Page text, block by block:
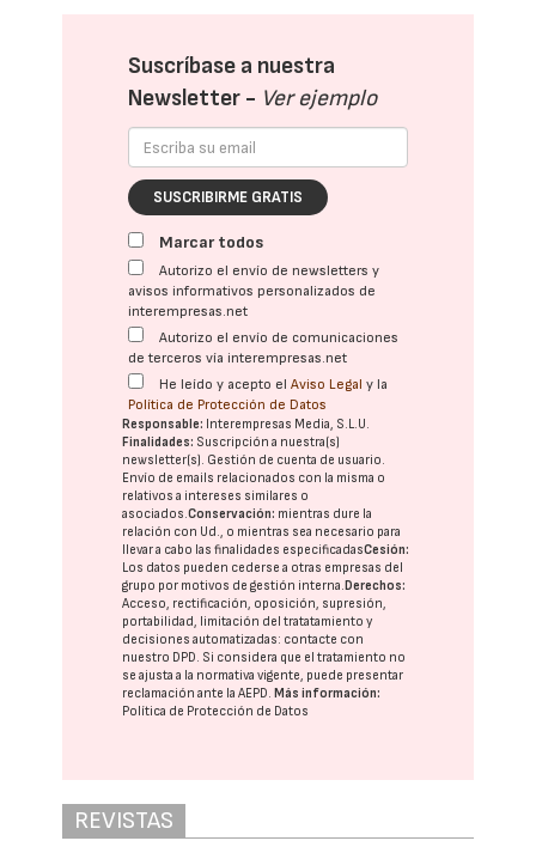
Suscríbase a nuestra
Newsletter - Ver ejemplo
SUSCRIBIRME GRATIS
Marcar todos
Autorizo el envío de newsletters y
avisos informativos personalizados de
interempresas.net
Autorizo el envío de comunicaciones
de terceros vía interempresas.net
He leído y acepto elAviso Legal y la
Política de Protección de Datos
Responsable: Interempresas Media, S.L.U.
Finalidades: Suscripción a nuestra(s)
newsletter(s). Gestión de cuenta de usuario.
Envío de emails relacionados con la misma o
relativos a intereses similares o
asociados.Conservación: mientras dure la
relación con Ud., o mientras sea necesario para
llevar a cabo las finalidades especificadasCesión:
Los datos pueden cederse a otras empresas del
grupo por motivos de gestión interna. Derechos:
Acceso, rectificación, oposición, supresión,
portabilidad, limitación del tratatamiento y
decisiones automatizadas: contacte con
nuestro DPD. Si considera que el tratamiento no
se ajusta a la normativa vigente, puede presentar
reclamación ante laAEPD. Más información:
Política de Protección de Datos
REVISTAS